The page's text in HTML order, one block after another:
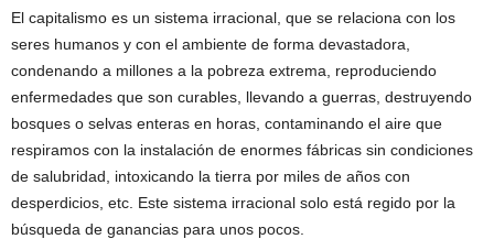
El capitalismo es un sistema irracional, que se relaciona con los
seres humanos y con el ambiente de forma devastadora,
condenando a millones a la pobreza extrema, reproduciendo
enfermedades que son curables, llevando a guerras, destruyendo
bosques o selvas enteras en horas, contaminando el aire que
respiramos con la instalación de enormes fábricas sin condiciones
de salubridad, intoxicando la tierra por miles de años con
desperdicios, etc. Este sistema irracional solo está regido por la
búsqueda de ganancias para unos pocos.